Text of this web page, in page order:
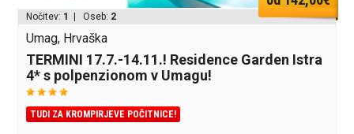
Nočitev: 1 | Oseb: 2
Umag, Hrvaška
TERMINI 17.7.-14.11.! Residence Garden Istra
4* s polpenzionom v Umagu!
TUDI ZA KROMPIRJEVE POČITNICE!